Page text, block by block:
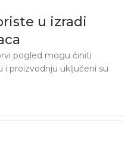
u izradi
pogled mogu činiti
i proizvodnju uključeni su